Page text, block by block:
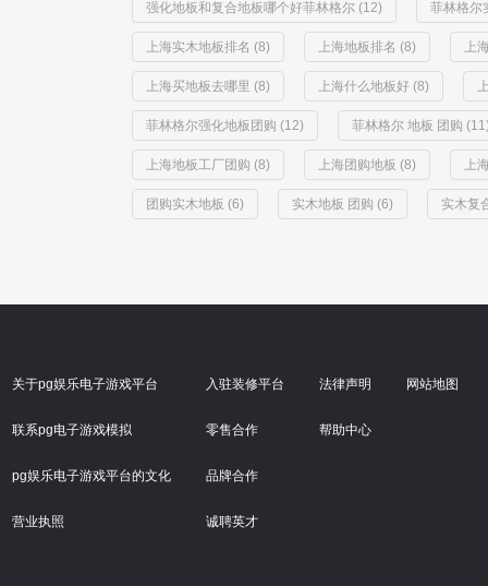
强化地板和复合地板哪个好菲林格尔 (12) 菲林格尔
上海实木地板排名 (8) 上海地板排名 (8) 上
上海买地板去哪里 (8) 上海什么地板好 (8)
菲林格尔强化地板团购 (12) 菲林格尔 地板 团购
上海地板工厂团购 (8) 上海团购地板 (8) 上
团购实木地板 (6) 实木地板 团购 (6) 实木复
关于pg娱乐电子游戏平台
联系pg电子游戏模拟
pg娱乐电子游戏平台的文化
营业执照
入驻装修平台
零售合作
品牌合作
诚聘英才
法律声明
帮助中心
网站地图